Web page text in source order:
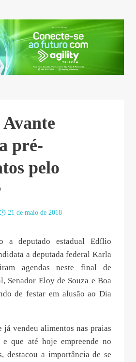
pré-
pelo
21 de maio de 2018
a deputado estadual Edílio
a deputada federal Karla
agendas neste final de
Senador Eloy de Souza e Boa
de festar em alusão ao Dia
vendeu alimentos nas praias
e que até hoje empreende no
destacou a importância de se